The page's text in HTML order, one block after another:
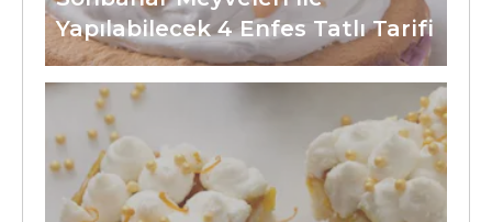
Yapılabilecek 4 Enfes Tatlı Tarifi